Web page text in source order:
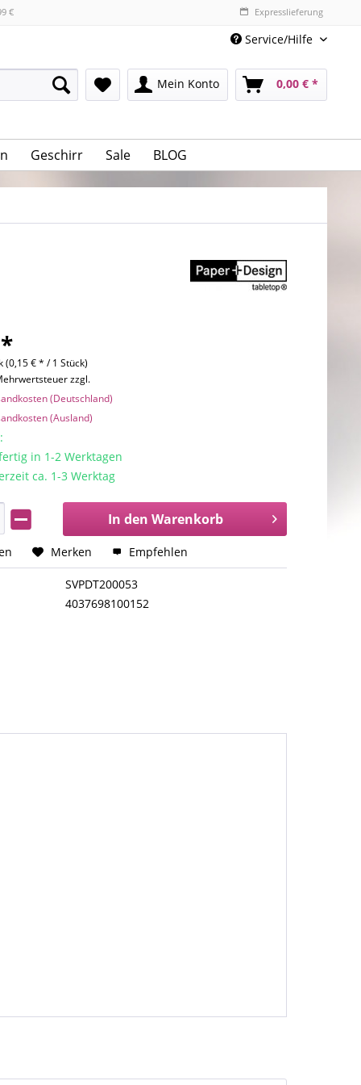
€ Expresslieferung
Service/Hilfe
Mein Konto 0,00 € *
Geschirr Sale BLOG
(0,15 € * / 1 Stück)
zzgl.
(Deutschland)
(Ausland)
in 1-2 Werktagen
ca. 1-3 Werktag
In den Warenkorb
Merken Empfehlen
SVPDT200053
4037698100152